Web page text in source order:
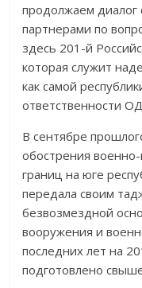
продолжаем
партнерами по
здесь 201-й
которая служит
как самой
ответственности
В сентябре
обострения
границ на юге
передала своим
безвозмездной
вооружения и
последних лет на
подготовлено